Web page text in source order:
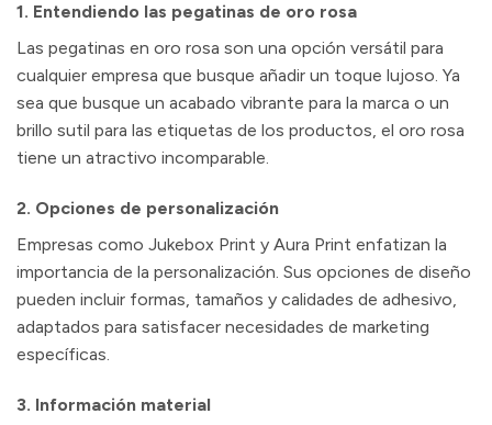
1. Entendiendo las pegatinas de oro rosa
Las pegatinas en oro rosa son una opción versátil para
cualquier empresa que busque añadir un toque lujoso. Ya
sea que busque un acabado vibrante para la marca o un
brillo sutil para las etiquetas de los productos, el oro rosa
tiene un atractivo incomparable.
2. Opciones de personalización
Empresas como Jukebox Print y Aura Print enfatizan la
importancia de la personalización. Sus opciones de diseño
pueden incluir formas, tamaños y calidades de adhesivo,
adaptados para satisfacer necesidades de marketing
específicas.
3. Información material